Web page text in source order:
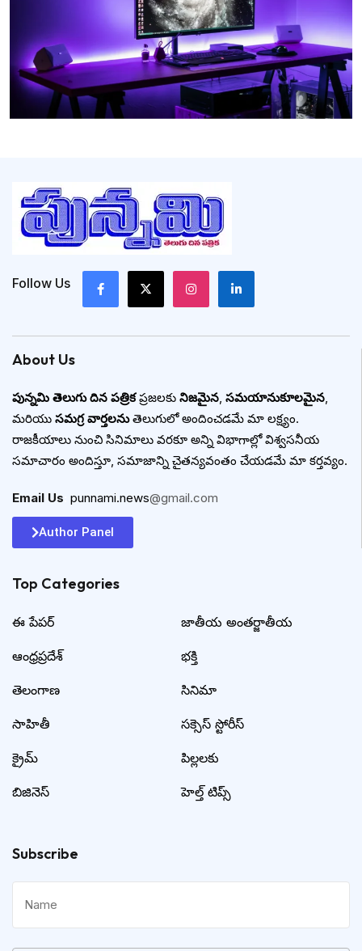
Follow Us
About Us
పున్నమి తెలుగు దిన పత్రికప్రజలకు నిజమైన, సమయానుకూలమైన,
మరియు సమగ్ర వార్తలనుతెలుగులో అందించడమే మా లక్ష్యం.
రాజకీయాలు నుంచి సినిమాలు వరకూ అన్ని విభాగాల్లో విశ్వసనీయ
సమాచారం అందిస్తూ, సమాజాన్ని చైతన్యవంతం చేయడమే మా కర్తవ్యం.
Email Us punnami.news@gmail.com
Author Panel
Top Categories​
ఈ పేపర్
ఆంధ్రప్రదేశ్
తెలంగాణ
సాహితీ
క్రైమ్
బిజినెస్
జాతీయ అంతర్జాతీయ
భక్తి
సినిమా
సక్సెస్ స్టోరీస్
పిల్లలకు
హెల్త్ టిప్స్
Subscribe